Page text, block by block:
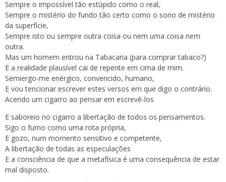
Sempre o impossível tão estúpido como o real,
Sempre o mistério do fundo tão certo como o sono de mistério
da superfície,
Sempre isto ou sempre outra coisa ou nem uma coisa nem
outra.
Mas um homem entrou na Tabacaria (para comprar tabaco?)
E a realidade plausível cai de repente em cima de mim.
Semiergo-me enérgico, convencido, humano,
E vou tencionar escrever estes versos em que digo o contrário.
Acendo um cigarro ao pensar em escrevê-los
E saboreio no cigarro a libertação de todos os pensamentos.
Sigo o fumo como uma rota própria,
E gozo, num momento sensitivo e competente,
A libertação de todas as especulações
E a consciência de que a metafísica é uma consequência de estar
mal disposto.